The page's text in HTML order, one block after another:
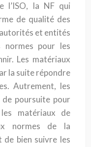
l’ISO, la NF qui
de qualité des
et entités
normes pour les
Les matériaux
la suite répondre
Autrement, les
poursuite pour
matériaux de
normes de la
bien suivre les